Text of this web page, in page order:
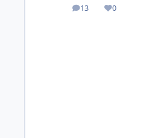
13
посты 0
Репутация